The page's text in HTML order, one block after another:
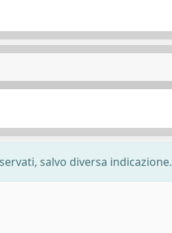
salvo diversa indicazione.